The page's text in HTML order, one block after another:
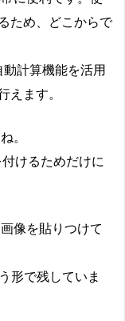
ため、どこからで
計算機能を活用
えます。
。
けるためだけに
像を貼りつけて
形で残していま